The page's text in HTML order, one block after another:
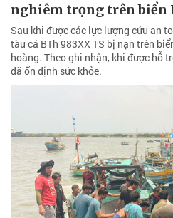
nghiêm trọng trên biển
Sau khi được các lực lượng cứu an
tàu cá BTh 983XX TS bị nạn trên
hoàng. Theo ghi nhận, khi được hỗ
đã ổn định sức khỏe.